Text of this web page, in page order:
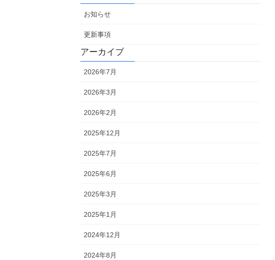
お知らせ
更新事項
アーカイブ
2026年7月
2026年3月
2026年2月
2025年12月
2025年7月
2025年6月
2025年3月
2025年1月
2024年12月
2024年8月